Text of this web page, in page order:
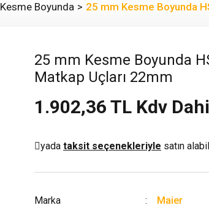
Boyunda 25 mm Kesme Boyunda
25 mm Kesme Boyunda
Matkap Uçları 22mm
1.902,36 TL Kdv
yada taksit seçenekleriyle satın
Marka
Maier